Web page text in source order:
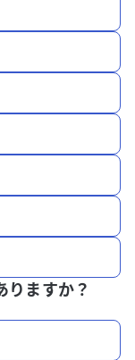
りますか？